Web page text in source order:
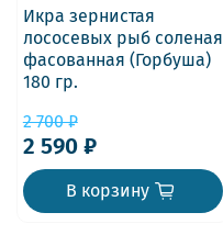
Икра зернистая
лососевых рыб соленая
фасованная (Горбуша)
180 гр.
2 700 ₽
2 590 ₽
В корзину